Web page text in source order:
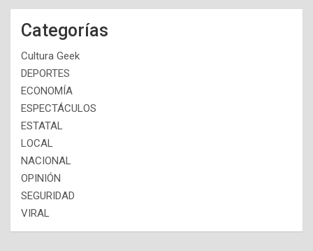
Categorías
Cultura Geek
DEPORTES
ECONOMÍA
ESPECTÁCULOS
ESTATAL
LOCAL
NACIONAL
OPINIÓN
SEGURIDAD
VIRAL